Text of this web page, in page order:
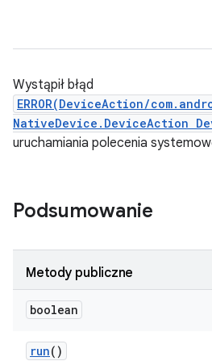
Wystąpił błąd
ERROR(DeviceAction/
NativeDevice.DeviceAction
uruchamiania polecenia
Podsumowanie
Metody publiczne
boolean
run()